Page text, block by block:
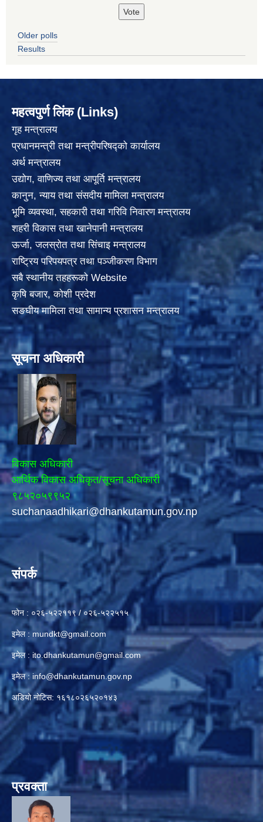
Older polls
Results
महत्वपुर्ण लिंक (Links)
गृह मन्त्रालय
प्रधानमन्त्री तथा मन्त्रीपरिषद्को कार्यालय
अर्थ मन्त्रालय
उद्योग, वाणिज्य तथा आपूर्ति मन्त्रालय
कानुन, न्याय तथा संसदीय मामिला मन्त्रालय
भूमि व्यवस्था, सहकारी तथा गरिवि निवारण मन्त्रालय
शहरी विकास तथा खानेपानी मन्त्रालय
ऊर्जा, जलस्रोत तथा सिंचाइ मन्त्रालय
राष्ट्रिय परिपयपत्र तथा पञ्जीकरण विभाग
सबै स्थानीय तहहरूको Website
कृषि बजार, कोशी प्रदेश
सङघीय मामिला तथा सामान्य प्रशासन मन्त्रालय
सूचना अधिकारी
विकास अधिकारी
आर्थिक विकास अधिकृत/सूचना अधिकारी
९८५२०५९९५२
suchanaadhikari@dhankutamun.gov.np
संपर्क
फोन : ०२६-५२२११९ / ०२६-५२२५१५
इमेल : mundkt@gmail.com
इमेल : ito.dhankutamun@gmail.com
इमेल : info@dhankutamun.gov.np
अडियो नोटिस: १६१८०२६५२०१४३
प्रवक्ता